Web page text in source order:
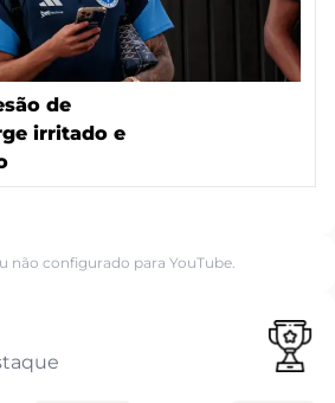
de
irritado e
não configurado para YouTube.